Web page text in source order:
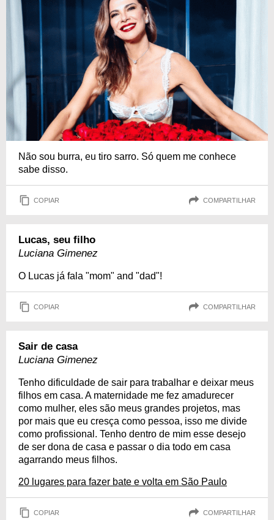
Não sou burra, eu tiro sarro. Só quem me conhece
sabe disso.
COPIAR COMPARTILHAR
Lucas, seu filho
Luciana Gimenez
O Lucas já fala "mom" and "dad"!
COPIAR COMPARTILHAR
Sair de casa
Luciana Gimenez
Tenho dificuldade de sair para trabalhar e deixar meus
filhos em casa. A maternidade me fez amadurecer
como mulher, eles são meus grandes projetos, mas
por mais que eu cresça como pessoa, isso me divide
como profissional. Tenho dentro de mim esse desejo
de ser dona de casa e passar o dia todo em casa
agarrando meus filhos.
20 lugares para fazer bate e volta em São Paulo
COPIAR COMPARTILHAR